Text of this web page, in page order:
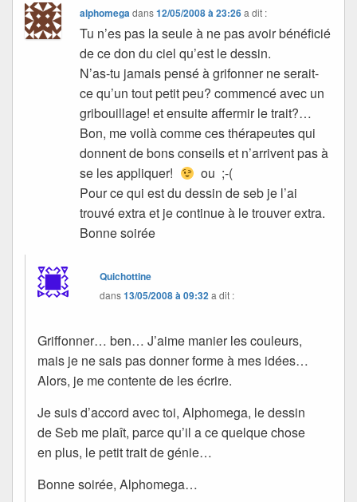
alphomegadans12/05/2008 à 23:26 a dit :
Tu n’es pas la seule à ne pas avoir bénéficié
de ce don du ciel qu’est le dessin.
N’as-tu jamais pensé à grifonner ne serait-
ce qu’un tout petit peu? commencé avec un
gribouillage! et ensuite affermir le trait?…
Bon, me voilà comme ces thérapeutes qui
donnent de bons conseils et n’arrivent pas à
se les appliquer!
ou ;-(
Pour ce qui est du dessin de seb je l’ai
trouvé extra et je continue à le trouver extra.
Bonne soirée
Quichottine
dans13/05/2008 à 09:32a dit :
Griffonner… ben… J’aime manier les couleurs,
mais je ne sais pas donner forme à mes idées…
Alors, je me contente de les écrire.
Je suis d’accord avec toi, Alphomega, le dessin
de Seb me plaît, parce qu’il a ce quelque chose
en plus, le petit trait de génie…
Bonne soirée, Alphomega…